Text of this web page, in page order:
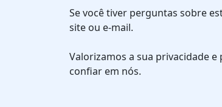
Se você tiver perguntas sobre
site ou e-mail.
Valorizamos a sua privacidade
confiar em nós.